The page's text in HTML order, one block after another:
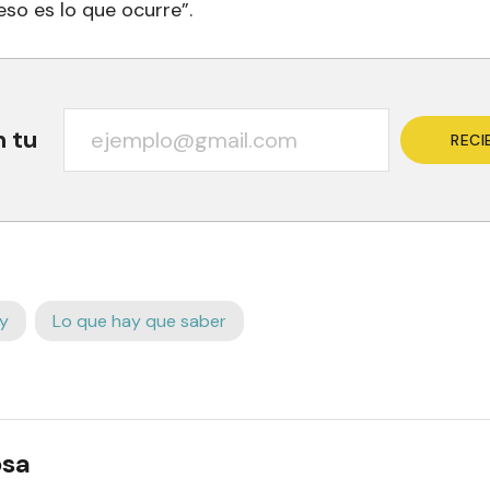
es lo que ocurre”.
tu
Lo que hay que saber